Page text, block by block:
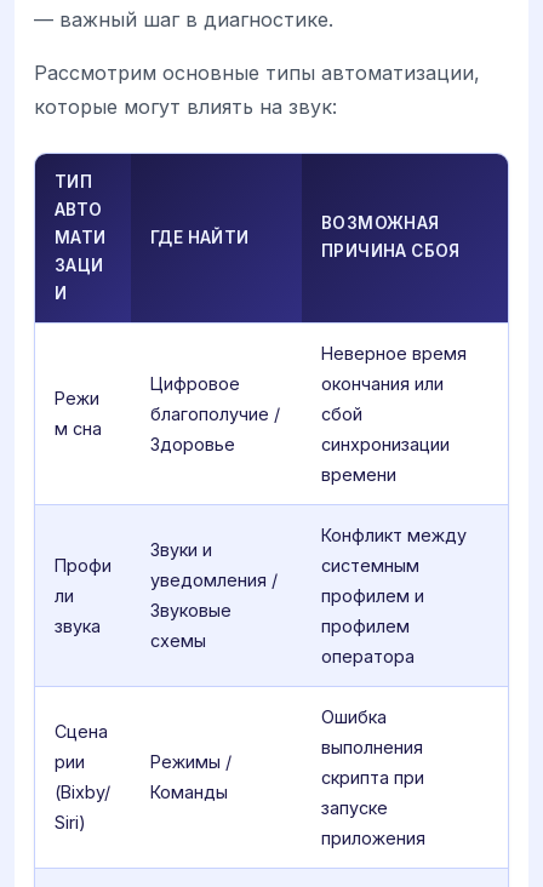
— важный шаг в диагностике.
Рассмотрим основные типы автоматизации,
которые могут влиять на звук:
ТИП
АВТО
МАТИ
ЗАЦИ
И
ГДЕ НАЙТИ
ВОЗМОЖНАЯ
ПРИЧИНА СБОЯ
Режи
м сна
Цифровое
благополучие /
Здоровье
Неверное время
окончания или
сбой
синхронизации
времени
Профи
ли
звука
Звуки и
уведомления /
Звуковые
схемы
Конфликт между
системным
профилем и
профилем
оператора
Сцена
рии
(Bixby/
Siri)
Режимы /
Команды
Ошибка
выполнения
скрипта при
запуске
приложения